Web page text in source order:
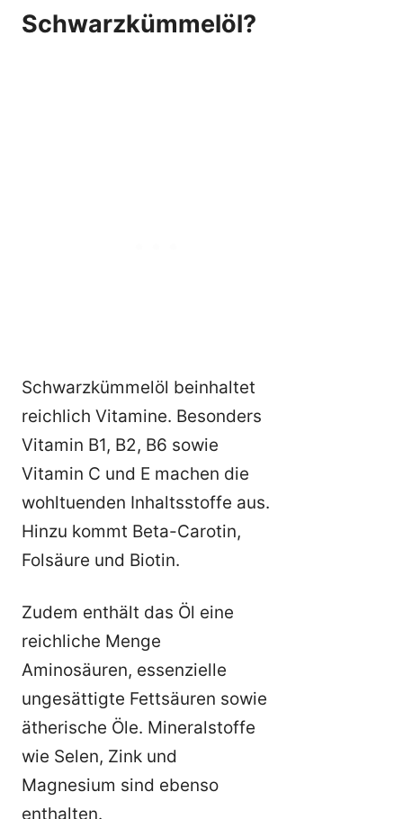
Schwarzkümmelöl?
Schwarzkümmelöl beinhaltet
reichlich Vitamine. Besonders
Vitamin B1, B2, B6 sowie
Vitamin C und E machen die
wohltuenden Inhaltsstoffe aus.
Hinzu kommt Beta-Carotin,
Folsäure und Biotin.
Zudem enthält das Öl eine
reichliche Menge
Aminosäuren, essenzielle
ungesättigte Fettsäuren sowie
ätherische Öle. Mineralstoffe
wie Selen, Zink und
Magnesium sind ebenso
enthalten.